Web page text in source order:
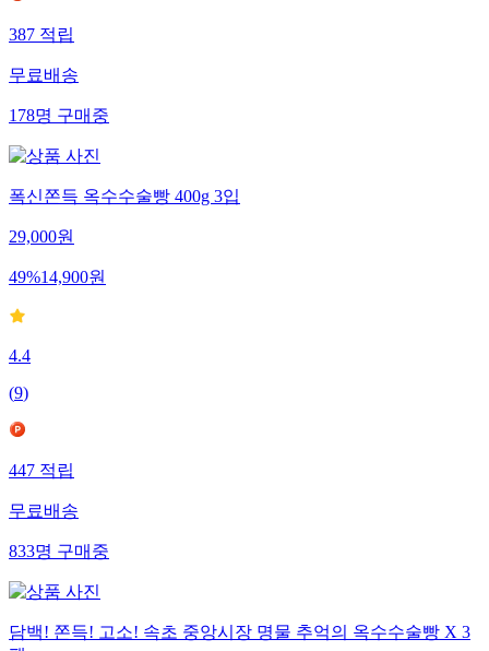
387적립
무료배송
178명구매중
폭신쫀득 옥수수술빵 400g 3입
29,000원
49%14,900원
4.4
(9)
447적립
무료배송
833명구매중
담백! 쫀득! 고소! 속초 중앙시장 명물 추억의 옥수수술빵 X 3